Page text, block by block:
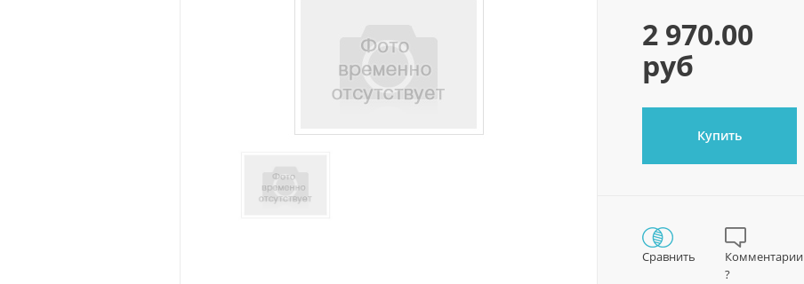
2 970.00
руб
Купить
Сравнить
Комментарии
?